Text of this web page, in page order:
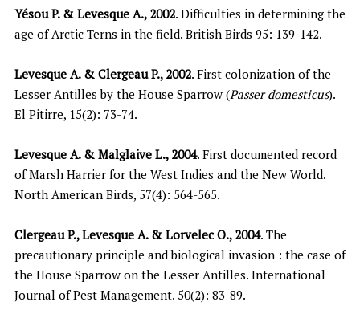
Yésou P. & Levesque A., 2002. Difficulties in determining the
age of Arctic Terns in the field. British Birds 95: 139-142.
Levesque A. & Clergeau P., 2002. First colonization of the
Lesser Antilles by the House Sparrow (Passer domesticus).
El Pitirre, 15(2): 73-74.
Levesque A. & Malglaive L., 2004. First documented record
of Marsh Harrier for the West Indies and the New World.
North American Birds, 57(4): 564-565.
Clergeau P., Levesque A. & Lorvelec O., 2004. The
precautionary principle and biological invasion : the case of
the House Sparrow on the Lesser Antilles. International
Journal of Pest Management. 50(2): 83-89.